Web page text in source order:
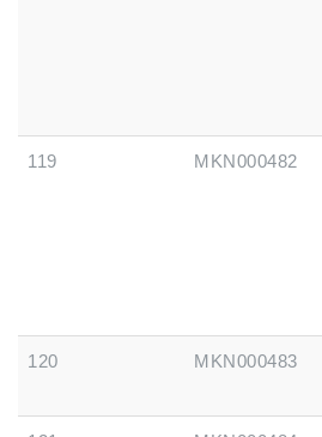
119 MKN000482
120 MKN000483